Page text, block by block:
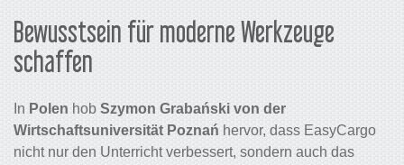
Bewusstsein für moderne Werkzeuge
schaffen
In Polen hob Szymon Grabański von der
Wirtschaftsuniversität Poznań hervor, dass EasyCargo
nicht nur den Unterricht verbessert, sondern auch das